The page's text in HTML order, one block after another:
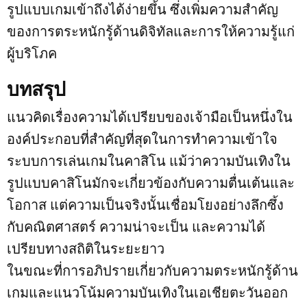
รูปแบบเกมเข้าถึงได้ง่ายขึ้น ซึ่งเพิ่มความสำคัญ
ของการตระหนักรู้ด้านดิจิทัลและการให้ความรู้แก่
ผู้บริโภค
บทสรุป
แนวคิดเรื่องความได้เปรียบของเจ้ามือเป็นหนึ่งใน
องค์ประกอบที่สำคัญที่สุดในการทำความเข้าใจ
ระบบการเล่นเกมในคาสิโน แม้ว่าความบันเทิงใน
รูปแบบคาสิโนมักจะเกี่ยวข้องกับความตื่นเต้นและ
โอกาส แต่ความเป็นจริงนั้นเชื่อมโยงอย่างลึกซึ้ง
กับคณิตศาสตร์ ความน่าจะเป็น และความได้
เปรียบทางสถิติในระยะยาว
ในขณะที่การอภิปรายเกี่ยวกับความตระหนักรู้ด้าน
เกมและแนวโน้มความบันเทิงในเอเชียตะวันออก